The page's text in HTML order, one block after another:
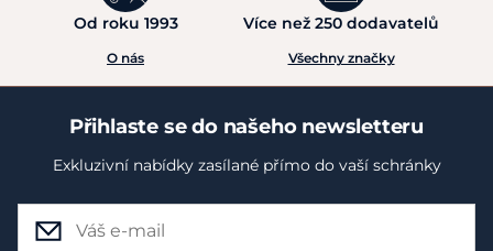
Od roku 1993
O nás
Více než 250 dodavatelů
Všechny značky
Přihlaste se do našeho newsletteru
Exkluzivní nabídky zasílané přímo do vaší schránky